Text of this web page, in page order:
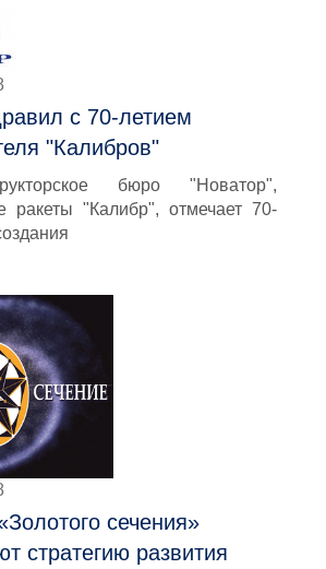
с 70-летием
"Калибров"
бюро "Новатор",
ракеты "Калибр", отмечает 70-
сечения»
стратегию развития